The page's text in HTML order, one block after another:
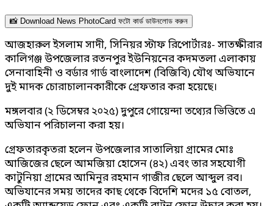
📸 Download News PhotoCard ফটো কার্ড ডাউনলোড করুন
আজহারুল ইসলাম সাদী, সিনিয়র স্টাফ রিপোর্টারঃ- সাতক্ষীরার
কালিগঞ্জ উপজেলার রতনপুর ইউনিয়নের কদমতলা এলাকায়
সেনাবাহিনী ও বর্ডার গার্ড বাংলাদেশ (বিজিবি) যৌথ অভিযানে
দুই মাদক চোরাচালানকারীকে গ্রেফতার করা হয়েছে।
মঙ্গলবার (২ ডিসেম্বর ২০২৫) দুপুরে গোয়েন্দা তথ্যের ভিত্তিতে এ
অভিযান পরিচালনা করা হয়।
গ্রেফতারকৃতরা হলেন উপজেলার সাতালিয়া গ্রামের মোঃ
আজিজের ছেলে আমজিয়া হোসেন (৪২) এবং তার সহযোগী
কাটুনিয়া গ্রামের আমিনুর রহমান গাজীর ছেলে আব্দুল রব।
অভিযানের সময় তাদের কাছ থেকে বিদেশি মদের ১৫ বোতল,